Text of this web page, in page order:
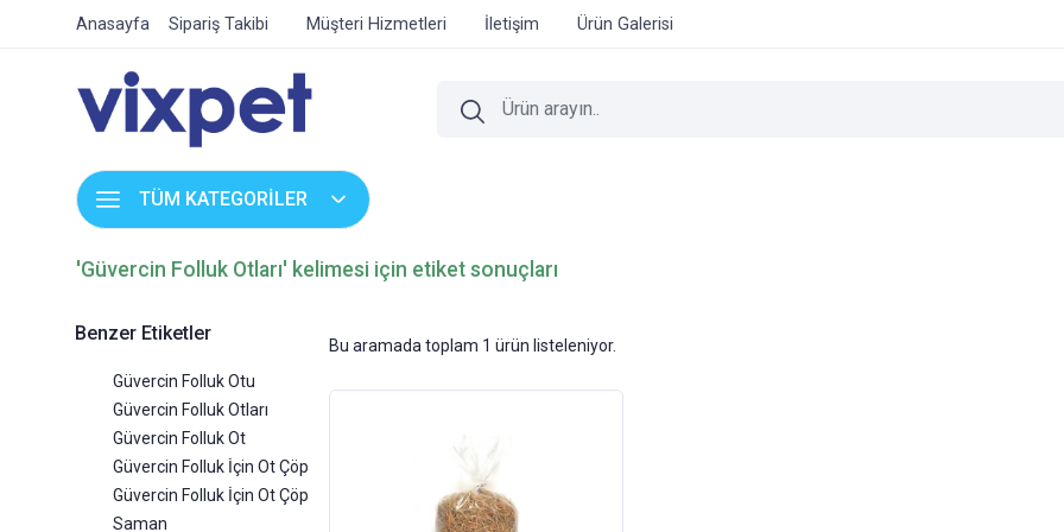
Anasayfa Sipariş Takibi Müşteri Hizmetleri İletişim Ürün Galerisi
TÜM KATEGORİLER
'Güvercin Folluk Otları' kelimesi için etiket sonuçları
Benzer Etiketler
Güvercin Folluk Otu
Güvercin Folluk Otları
Güvercin Folluk Ot
Güvercin Folluk İçin Ot Çöp
Güvercin Folluk İçin Ot Çöp
Saman
Bu aramada toplam 1 ürün listeleniyor.